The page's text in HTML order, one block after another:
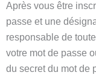
Après vous être
passe et une
responsable de
votre mot de passe
du secret du mot de